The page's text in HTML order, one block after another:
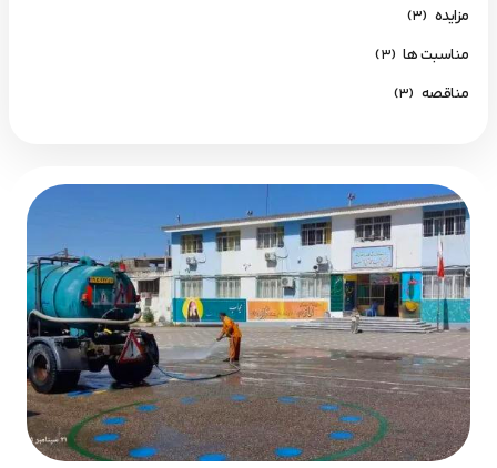
مزایده (۳)
مناسبت ها (۳)
مناقصه (۳)